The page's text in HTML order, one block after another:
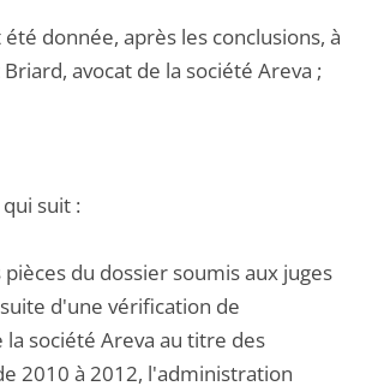
donnée, après les conclusions, à
Briard, avocat de la société Areva ;
suit :
du dossier soumis aux juges
d'une vérification de
société Areva au titre des
2010 à 2012, l'administration